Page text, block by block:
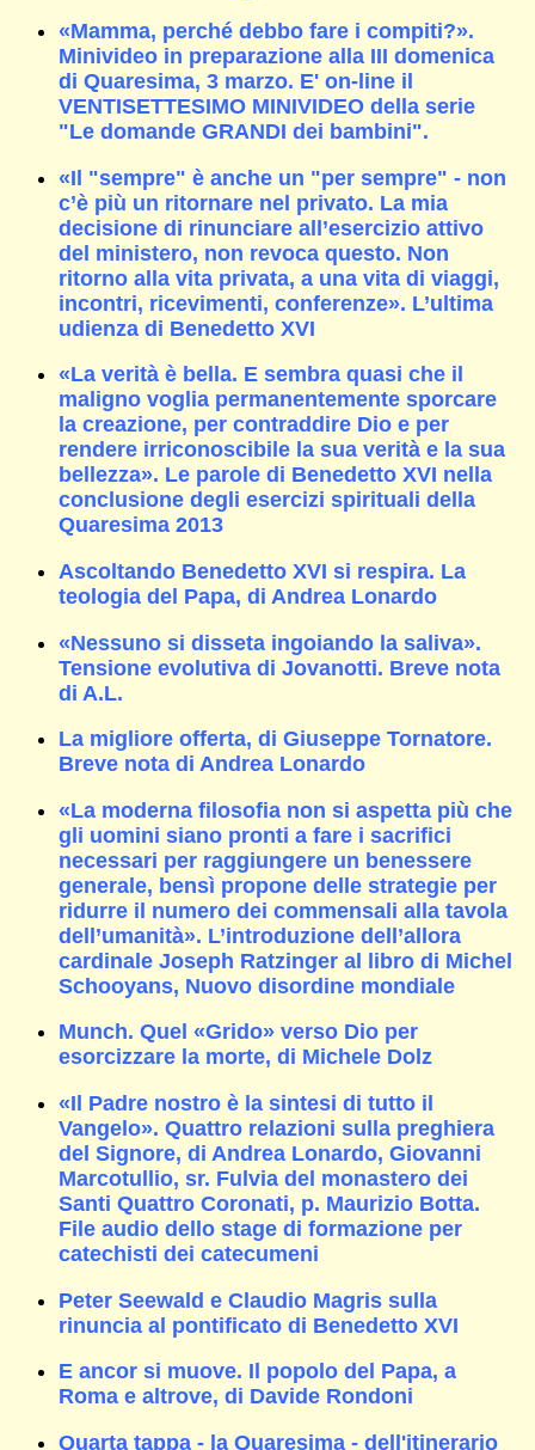
«Mamma, perché debbo fare i compiti?».
Minivideo in preparazione alla III domenica
di Quaresima, 3 marzo. E' on-line il
VENTISETTESIMO MINIVIDEO della serie
"Le domande GRANDI dei bambini".
«Il "sempre" è anche un "per sempre" - non
c’è più un ritornare nel privato. La mia
decisione di rinunciare all’esercizio attivo
del ministero, non revoca questo. Non
ritorno alla vita privata, a una vita di viaggi,
incontri, ricevimenti, conferenze». L’ultima
udienza di Benedetto XVI
«La verità è bella. E sembra quasi che il
maligno voglia permanentemente sporcare
la creazione, per contraddire Dio e per
rendere irriconoscibile la sua verità e la sua
bellezza». Le parole di Benedetto XVI nella
conclusione degli esercizi spirituali della
Quaresima 2013
Ascoltando Benedetto XVI si respira. La
teologia del Papa, di Andrea Lonardo
«Nessuno si disseta ingoiando la saliva».
Tensione evolutiva di Jovanotti. Breve nota
di A.L.
La migliore offerta, di Giuseppe Tornatore.
Breve nota di Andrea Lonardo
«La moderna filosofia non si aspetta più che
gli uomini siano pronti a fare i sacrifici
necessari per raggiungere un benessere
generale, bensì propone delle strategie per
ridurre il numero dei commensali alla tavola
dell’umanità». L’introduzione dell’allora
cardinale Joseph Ratzinger al libro di Michel
Schooyans, Nuovo disordine mondiale
Munch. Quel «Grido» verso Dio per
esorcizzare la morte, di Michele Dolz
«Il Padre nostro è la sintesi di tutto il
Vangelo». Quattro relazioni sulla preghiera
del Signore, di Andrea Lonardo, Giovanni
Marcotullio, sr. Fulvia del monastero dei
Santi Quattro Coronati, p. Maurizio Botta.
File audio dello stage di formazione per
catechisti dei catecumeni
Peter Seewald e Claudio Magris sulla
rinuncia al pontificato di Benedetto XVI
E ancor si muove. Il popolo del Papa, a
Roma e altrove, di Davide Rondoni
Quarta tappa - la Quaresima - dell'itinerario